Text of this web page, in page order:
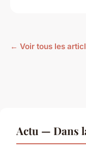
← Voir tous les
Actu — Dans